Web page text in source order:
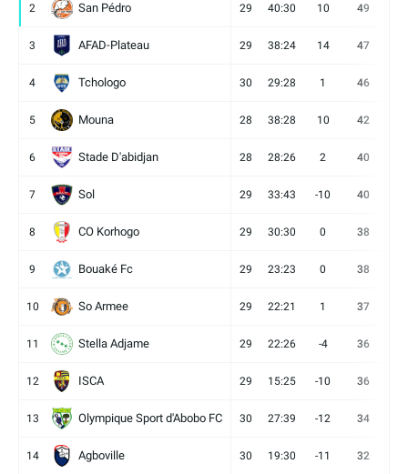
2 San Pédro 29 40:30 10 49
3 AFAD-Plateau 29 38:24 14 47
4 Tchologo 30 29:28 1 46
5 Mouna 28 38:28 10 42
6 Stade D'abidjan 28 28:26 2 40
7 Sol 29 33:43 -10 40
8 CO Korhogo 29 30:30 0 38
9 Bouaké Fc 29 23:23 0 38
10 So Armee 29 22:21 1 37
11 Stella Adjame 29 22:26 -4 36
12 ISCA 29 15:25 -10 36
13 Olympique Sport d'Abobo FC 30 27:39 -12 34
14 Agboville 30 19:30 -11 32